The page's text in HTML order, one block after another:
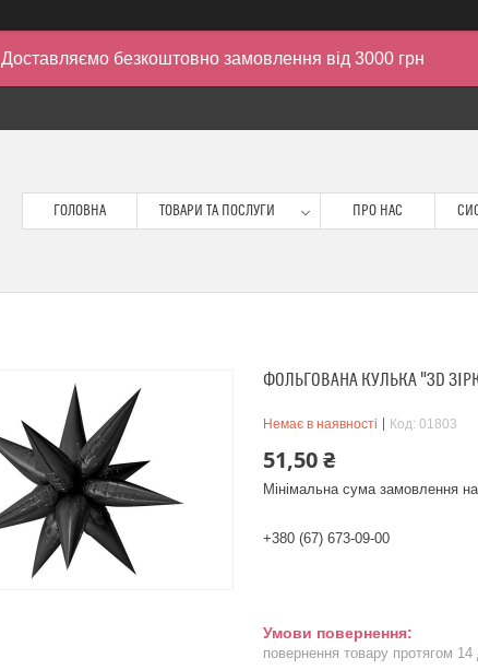
Доставляємо безкоштовно замовлення від 3000 грн
ГОЛОВНА ТОВАРИ ТА ПОСЛУГИ ПРО НАС
ФОЛЬГОВАНА КУЛЬКА "3D
Немає в наявності Код: 01803
51,50 ₴
Мінімальна сума замовлення
+380 (67) 673-09-00
повернення товару протягом 14